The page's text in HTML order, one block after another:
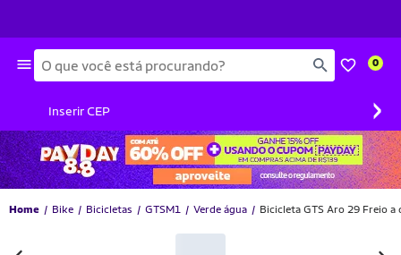
Busca 0
Inserir CEP ›
Home Bike Bicicletas GTSM1 Verde água Bicicleta GTS Aro 29 Freio a
-44% OFF